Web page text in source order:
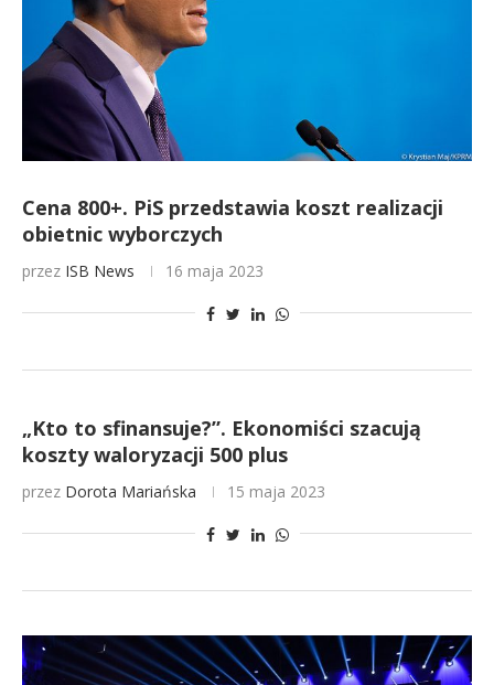
Cena 800+. PiS przedstawia koszt realizacji
obietnic wyborczych
przez ISB News 16 maja 2023
„Kto to sfinansuje?”. Ekonomiści szacują
koszty waloryzacji 500 plus
przez Dorota Mariańska 15 maja 2023